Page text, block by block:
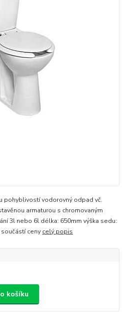
pohyblivostí vodorovný odpad vč.
armaturou s chromovaným
3l nebo 6l délka: 650mm výška sedu:
ceny celý popis
košíku